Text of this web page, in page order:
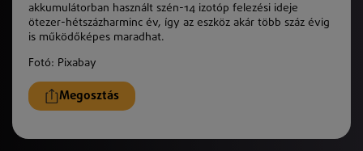
akkumulátorban használt szén-14 izotóp felezési ideje
ötezer-hétszázharminc év, így az eszköz akár több száz évig
is működőképes maradhat.
Fotó: Pixabay
Megosztás